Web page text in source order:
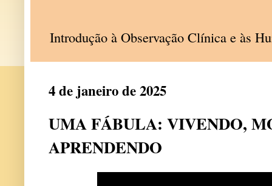
Introdução à Observação Clínica e às
4 de janeiro de 2025
UMA FÁBULA: VIVENDO,
APRENDENDO